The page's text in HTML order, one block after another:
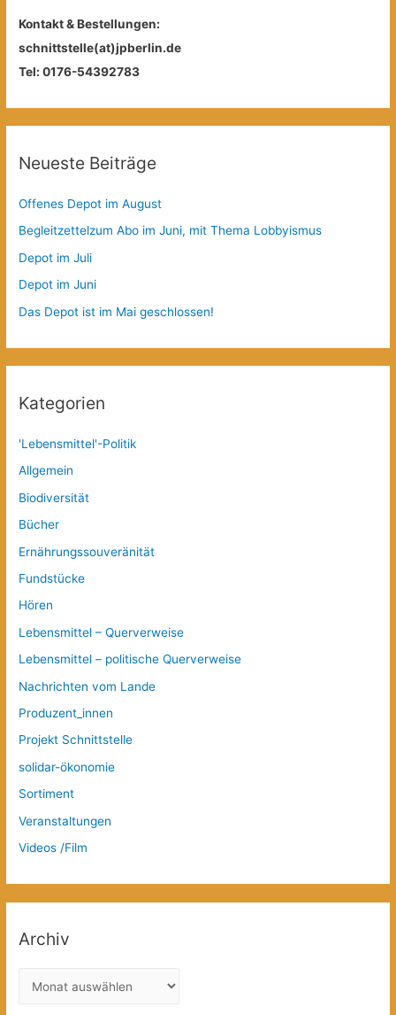
Kontakt & Bestellungen:
schnittstelle(at)jpberlin.de
Tel: 0176-54392783
Neueste Beiträge
Offenes Depot im August
Begleitzettelzum Abo im Juni, mit Thema Lobbyismus
Depot im Juli
Depot im Juni
Das Depot ist im Mai geschlossen!
Kategorien
'Lebensmittel'-Politik
Allgemein
Biodiversität
Bücher
Ernährungssouveränität
Fundstücke
Hören
Lebensmittel – Querverweise
Lebensmittel – politische Querverweise
Nachrichten vom Lande
Produzent_innen
Projekt Schnittstelle
solidar-ökonomie
Sortiment
Veranstaltungen
Videos /Film
Archiv